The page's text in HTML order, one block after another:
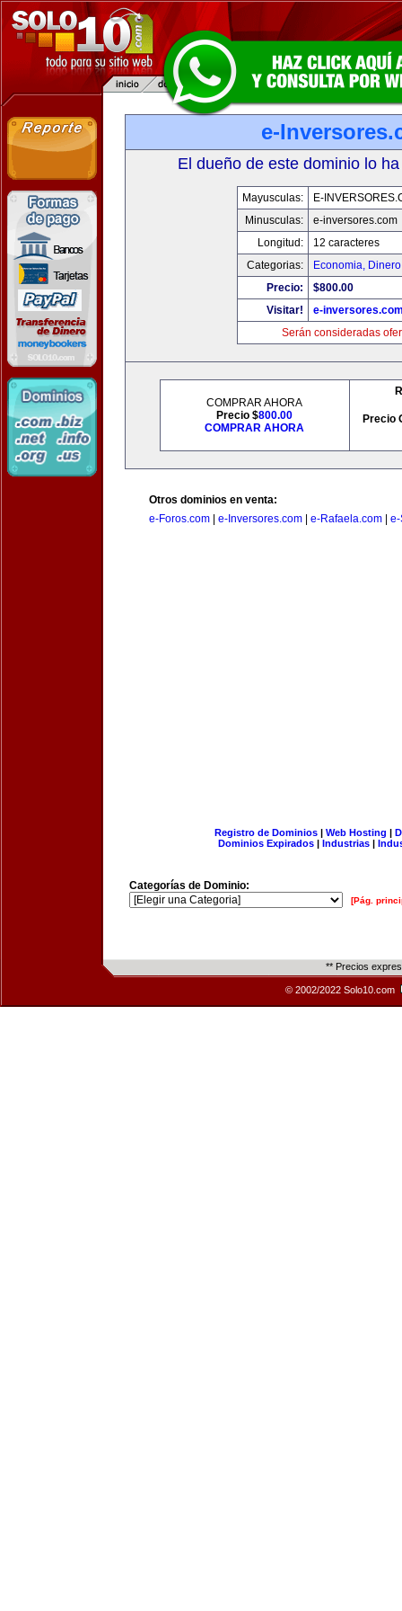
e-
El dueño de este dominio lo
Mayusculas:
E-
Minusculas:
e-inversores.com
Longitud:
12 caracteres
Categorias:
Economia,
Precio:
$800.00
Visitar!
e-
Serán consideradas
COMPRAR AHORA
Precio $800.00
COMPRAR AHORA
Precio
Otros dominios en venta:
e-Foros.com
e-Inversores.com e-Rafaela.com e-
Registro de Dominios| Web Hosting |
Dominios Expirados | Industrias |
Categorías de Dominio:
[Pág.
** Precios
© 2002/2022 Solo10.com